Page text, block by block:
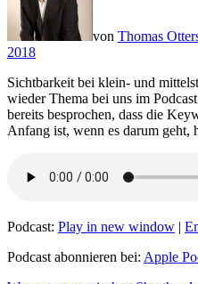
von Thomas
2018
Sichtbarkeit bei klein- und
wieder Thema bei uns im
bereits besprochen, dass die
Anfang ist, wenn es darum
Podcast: Play in new window |
Podcast abonnieren bei: Apple